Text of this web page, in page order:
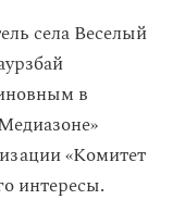
села Веселый
в
«Комитет
интересы.